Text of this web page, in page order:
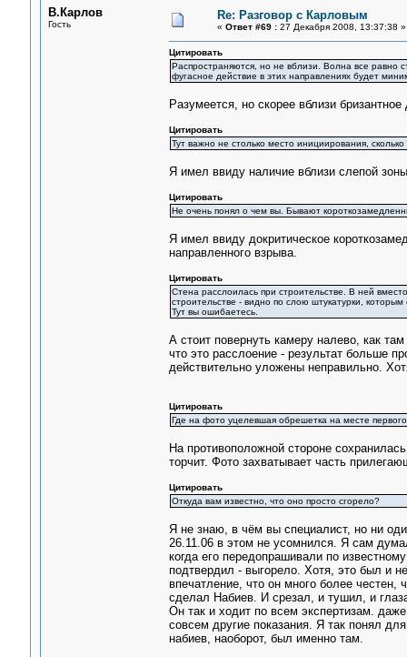
В.Карлов
Гость
Re: Разговор с Карловым
« Ответ #69 :27 Декабря 2008, 13:37:38 »
Цитировать
Распространяются, но не вблизи. Волна все равно
фугасное действие в этих направлениях будет
Разумеется, но скорее вблизи
Цитировать
Тут важно не столько место инициирования,
Я имел ввиду наличие вблизи слепой
Цитировать
Не очень понял о чем вы. Бывают
Я имел ввиду докритическое
направленного взрыва.
Цитировать
Стена расслоилась при строительстве. В ней
строительстве - видно по слою штукатурки,
Тут вы ошибаетесь.
А стоит повернуть камеру налево, как
что это расслоение - результат больше
действительно уложены неправильно.
Цитировать
Где на фото уцелевшая обрешетка на месте
На противоположной стороне
торчит. Фото захватывает часть
Цитировать
Откуда вам известно, что оно просто сгорело?
Я не знаю, в чём вы специалист, но ни
26.11.06 в этом не усомнился. Я сам
когда его передопрашивали по
подтвердил - выгорело. Хотя, это был и
впечатление, что он много более честен,
сделал Набиев. И срезал, и тушил, и
Он так и ходит по всем экспертизам.
совсем другие показания. Я так понял
набиев, наоборот, был именно там.